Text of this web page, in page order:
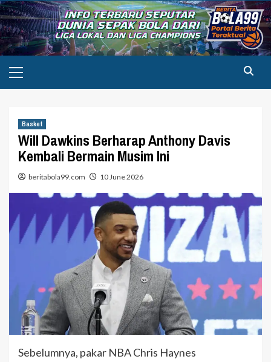
Skip
to
content
Menu
Basket
Will Dawkins Berharap Anthony Davis
Kembali Bermain Musim Ini
beritabola99.com 10 June 2026
Sebelumnya, pakar NBA Chris Haynes